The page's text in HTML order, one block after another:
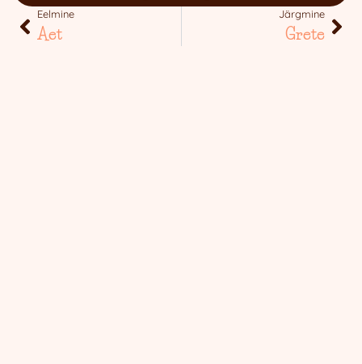
Eelmine
Aet
Järgmine
Grete